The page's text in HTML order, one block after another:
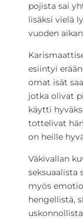
pojista sai
lisäksi vielä
vuoden
esiintyi
omat isät
jotka olivat
käytti
tottelivat
on heille
Väkivallan
seksuaalista
myös
hengellistä,